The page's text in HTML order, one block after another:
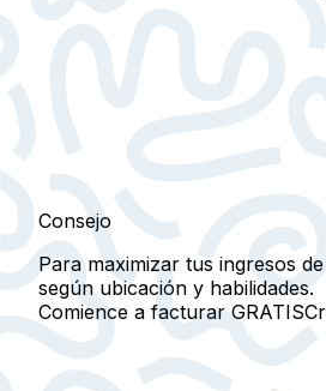
Consejo
Para maximizar tus ingresos
según ubicación y habilidades.
Comience a facturar GRATIS